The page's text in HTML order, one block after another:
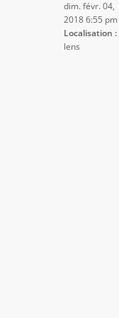
dim. févr. 04,
2018 6:55 pm
Localisation :
lens